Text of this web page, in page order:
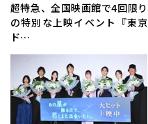
超特急、全国映画館で4回限り
の特別な上映イベント『東京
ド…